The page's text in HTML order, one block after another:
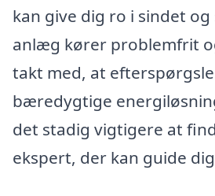
kan give dig ro i sindet
anlæg kører problemfrit
takt med, at
bæredygtige
det stadig vigtigere at
ekspert, der kan guide